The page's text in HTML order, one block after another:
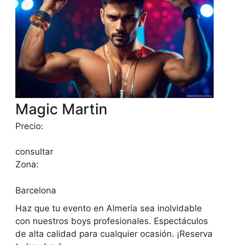
Magic Martin
Precio:
consultar
Zona:
Barcelona
Haz que tu evento en Almería sea inolvidable
con nuestros boys profesionales. Espectáculos
de alta calidad para cualquier ocasión. ¡Reserva